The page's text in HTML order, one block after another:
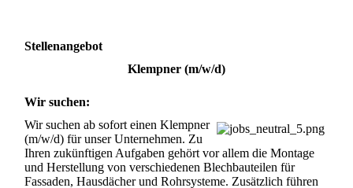
Stellenangebot
Klempner (m/w/d)
Wir suchen:
Wir suchen ab sofort einen Klempner
(m/w/d) für unser Unternehmen. Zu
Ihren zukünftigen Aufgaben gehört vor allem die Montage
und Herstellung von verschiedenen Blechbauteilen für
Fassaden, Hausdächer und Rohrsysteme. Zusätzlich führen